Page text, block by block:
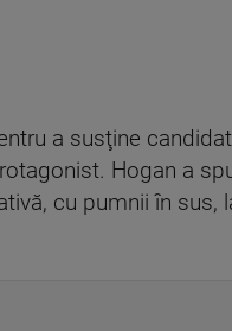
a susţine
Hogan a
cu pumnii în sus,